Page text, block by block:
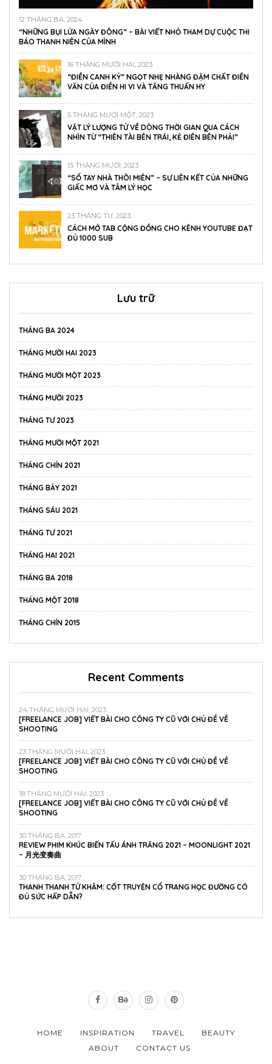
12 THÁNG BA, 2024
“NHỮNG BỤI LỬA NGÀY ĐÔNG” – BÀI VIẾT NHỎ THAM DỰ CUỘC THI
BÁO THANH NIÊN CỦA MÌNH
16 THÁNG MƯỜI HAI, 2023
“ĐIỀN CANH KỶ” NGỌT NHẸ NHÀNG ĐẬM CHẤT ĐIỀN
VĂN CỦA ĐIỀN HI VI VÀ TĂNG THUẤN HY
5 THÁNG MƯỜI MỘT, 2023
VẬT LÝ LƯỢNG TỬ VỀ DÒNG THỜI GIAN QUA CÁCH
NHÌN TỪ “THIÊN TÀI BÊN TRÁI, KẺ ĐIÊN BÊN PHẢI”
15 THÁNG MƯỜI, 2023
“SỔ TAY NHÀ THÔI MIÊN” – SỰ LIÊN KẾT CỦA NHỮNG
GIẤC MƠ VÀ TÂM LÝ HỌC
23 THÁNG TƯ, 2023
CÁCH MỞ TAB CỘNG ĐỒNG CHO KÊNH YOUTUBE ĐẠT
ĐỦ 1000 SUB
Lưu trữ
THÁNG BA 2024
THÁNG MƯỜI HAI 2023
THÁNG MƯỜI MỘT 2023
THÁNG MƯỜI 2023
THÁNG TƯ 2023
THÁNG MƯỜI MỘT 2021
THÁNG CHÍN 2021
THÁNG BẢY 2021
THÁNG SÁU 2021
THÁNG TƯ 2021
THÁNG HAI 2021
THÁNG BA 2018
THÁNG MỘT 2018
THÁNG CHÍN 2015
Recent Comments
24 THÁNG MƯỜI HAI, 2023
[FREELANCE JOB] VIẾT BÀI CHO CÔNG TY CŨ VỚI CHỦ ĐỀ VỀ
SHOOTING
23 THÁNG MƯỜI HAI, 2023
[FREELANCE JOB] VIẾT BÀI CHO CÔNG TY CŨ VỚI CHỦ ĐỀ VỀ
SHOOTING
18 THÁNG MƯỜI HAI, 2023
[FREELANCE JOB] VIẾT BÀI CHO CÔNG TY CŨ VỚI CHỦ ĐỀ VỀ
SHOOTING
30 THÁNG BA, 2017
REVIEW PHIM KHÚC BIẾN TẤU ÁNH TRĂNG 2021 – MOONLIGHT 2021
– 月光变奏曲
30 THÁNG BA, 2017
THANH THANH TỬ KHÂM: CỐT TRUYỆN CỔ TRANG HỌC ĐƯỜNG CÓ
ĐỦ SỨC HẤP DẪN?
HOME INSPIRATION TRAVEL
BEAUTY
ABOUT
CONTACT US